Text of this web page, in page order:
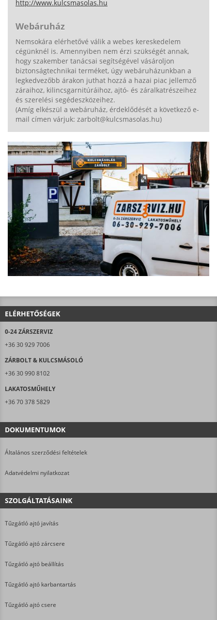
http://www.kulcsmasolas.hu
Webáruház
Nemsokára elérhetővé válik a webes kereskedelem
cégünknél is. Amennyiben nem érzi szükségét annak,
hogy szakember tanácsai segítségével vásároljon
biztonságtechnikai terméket, úgy webáruházunkban a
legkedvezőbb árakon juthat hozzá a hazai piac jellemző
záraihoz, kilincsgarnitúráihoz, ajtó- és záralkatrészeihez
és szerelési segédeszközeihez.
(Amíg elkészül a webáruház, érdeklődését a következő e-
mail címen várjuk: zarbolt@kulcsmasolas.hu)
ELÉRHETŐSÉGEK
0-24 ZÁRSZERVIZ
+36 30 929 7006
ZÁRBOLT & KULCSMÁSOLÓ
+36 30 990 8102
LAKATOSMŰHELY
+36 70 378 5829
DOKUMENTUMOK
Általános szerződési feltételek
Adatvédelmi nyilatkozat
SZOLGÁLTATÁSAINK
Tűzgátló ajtó javítás
Tűzgátló ajtó zárcsere
Tűzgátló ajtó beállítás
Tűzgátló ajtó karbantartás
Tűzgátló ajtó csere